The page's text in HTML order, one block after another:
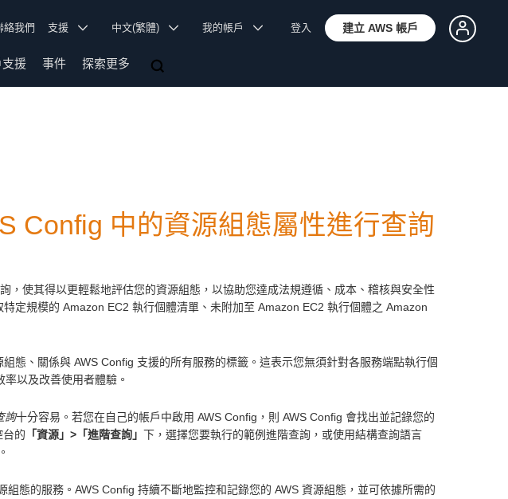
絡我們 支援 中文(繁體) 我的帳戶 登入 建立 AWS 帳戶
援 事件 探索更多
Config 中的資源組態屬性進行查詢
，使其得以更輕鬆地評估您的資源組態，以協助您達成法規遵循、成本、稽核與安全性
定規模的 Amazon EC2 執行個體清單、未附加至 Amazon EC2 執行個體之 Amazon
態、關係與 AWS Config 支援的所有服務的標籤。這表示您無須針對各服務端點執行個
以及改善使用者體驗。
詢十分容易。若您在自己的帳戶中啟用 AWS Config，則 AWS Config 會找出並記錄您的
台的 「資源」>「進階查詢」 下，選擇您要執行的範例進階查詢，或使用結構查詢語言
組態的服務。AWS Config 持續不斷地監控和記錄您的 AWS 資源組態，並可依據所需的